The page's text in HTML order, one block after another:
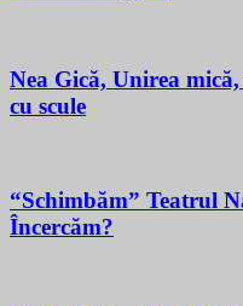
Nea Gică, Unirea
cu scule
“Schimbăm” Teatrul
Încercăm?